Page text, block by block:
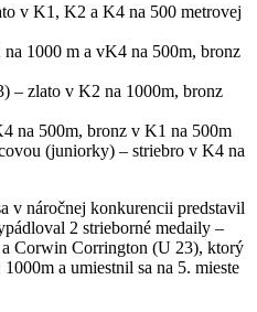
v K1, K2 a K4 na 500 metrovej
1000 m a vK4 na 500m, bronz
– zlato v K2 na 1000m, bronz
na 500m, bronz v K1 na 500m
(juniorky) – striebro v K4 na
v náročnej konkurencii predstavil
2 strieborné medaily –
Corwin Corrington (U 23), ktorý
a umiestnil sa na 5. mieste